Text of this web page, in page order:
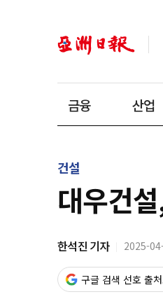
금융 산업
건설
대우건
한석진 기자 2025-
구글 검색 선호 출